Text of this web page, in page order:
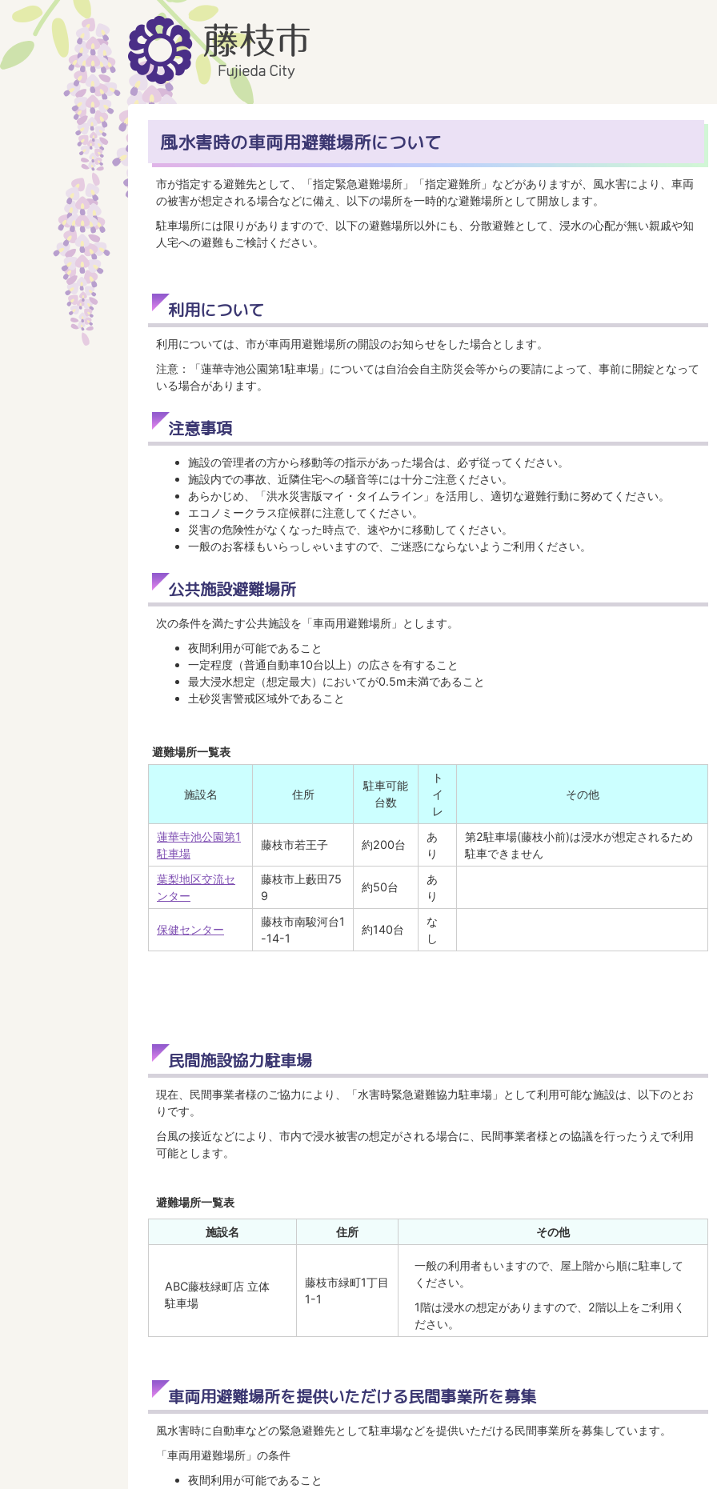
風水害時の車両用避難場所について
市が指定する避難先として、「指定緊急避難場所」「指定避難所」などがありますが、風水害により、車両
の被害が想定される場合などに備え、以下の場所を一時的な避難場所として開放します。
駐車場所には限りがありますので、以下の避難場所以外にも、分散避難として、浸水の心配が無い親戚や知
人宅への避難もご検討ください。
利用について
利用については、市が車両用避難場所の開設のお知らせをした場合とします。
注意：「蓮華寺池公園第1駐車場」については自治会自主防災会等からの要請によって、事前に開錠となって
いる場合があります。
注意事項
施設の管理者の方から移動等の指示があった場合は、必ず従ってください。
施設内での事故、近隣住宅への騒音等には十分ご注意ください。
あらかじめ、「洪水災害版マイ・タイムライン」を活用し、適切な避難行動に努めてください。
エコノミークラス症候群に注意してください。
災害の危険性がなくなった時点で、速やかに移動してください。
一般のお客様もいらっしゃいますので、ご迷惑にならないようご利用ください。
公共施設避難場所
次の条件を満たす公共施設を「車両用避難場所」とします。
夜間利用が可能であること
一定程度（普通自動車10台以上）の広さを有すること
最大浸水想定（想定最大）においてが0.5m未満であること
土砂災害警戒区域外であること
避難場所一覧表
施設名 住所
駐車可能
台数
ト
イ
レ
その他
蓮華寺池公園第1
駐車場
藤枝市若王子 約200台
あ
り
第2駐車場(藤枝小前)は浸水が想定されるため
駐車できません
葉梨地区交流セ
ンター
藤枝市上藪田75
9
約50台
あ
り
保健センター
藤枝市南駿河台1
-14-1
約140台
な
し
民間施設協力駐車場
現在、民間事業者様のご協力により、「水害時緊急避難協力駐車場」として利用可能な施設は、以下のとお
りです。
台風の接近などにより、市内で浸水被害の想定がされる場合に、民間事業者様との協議を行ったうえで利用
可能とします。
避難場所一覧表
施設名 住所 その他
ABC藤枝緑町店 立体
駐車場
藤枝市緑町1丁目
1-1
一般の利用者もいますので、屋上階から順に駐車して
ください。
1階は浸水の想定がありますので、2階以上をご利用く
ださい。
車両用避難場所を提供いただける民間事業所を募集
風水害時に自動車などの緊急避難先として駐車場などを提供いただける民間事業所を募集しています。
「車両用避難場所」の条件
夜間利用が可能であること